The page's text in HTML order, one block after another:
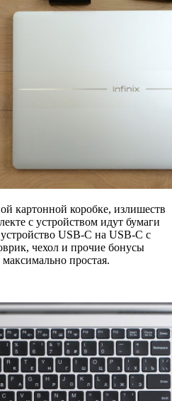
картонной коробке, излишеств
с устройством идут бумаги
USB-C на USB-C с
чехол и прочие бонусы
простая.